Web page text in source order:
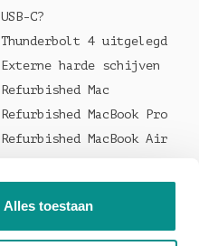
Alles toestaan
USB-C?
Thunderbolt 4 uitgelegd
Externe harde schijven
Refurbished Mac
Refurbished MacBook Pro
Refurbished MacBook Air